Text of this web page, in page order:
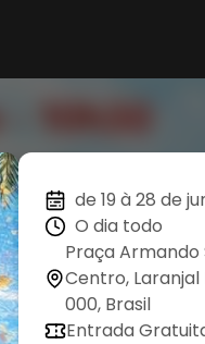
de 19 à 28 de
O dia todo
Praça Armando
Centro, Laranjal
000, Brasil
Entrada